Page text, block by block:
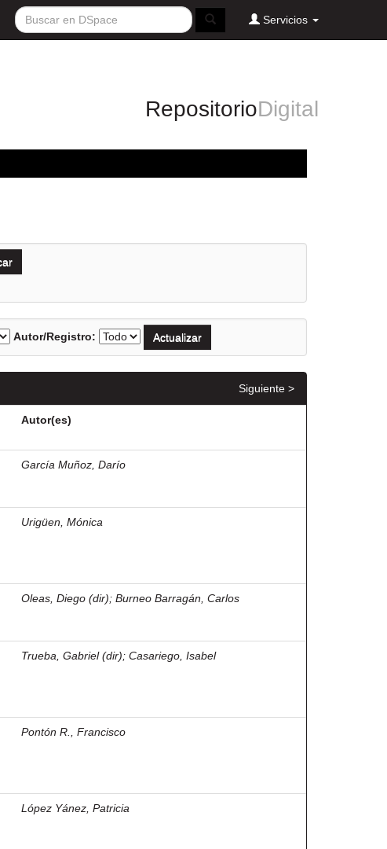
Servicios
RepositorioDigital
Autor/Registro:
Siguiente >
Autor(es)
García Muñoz, Darío
Urigüen, Mónica
Oleas, Diego (dir); Burneo Barragán, Carlos
Trueba, Gabriel (dir); Casariego, Isabel
Pontón R., Francisco
López Yánez, Patricia